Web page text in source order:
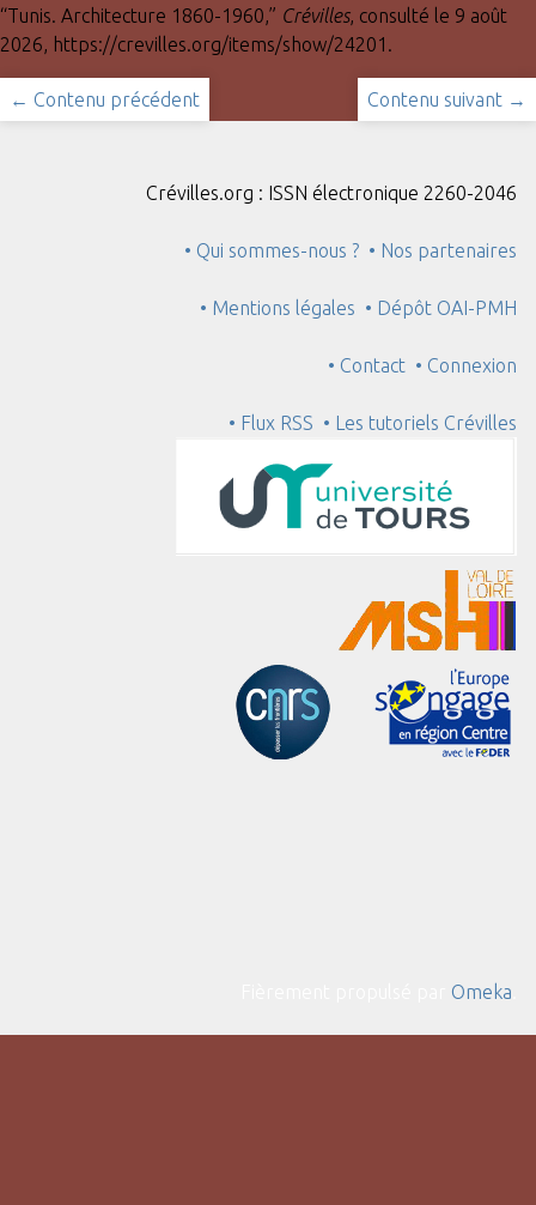
“Tunis. Architecture 1860-1960,” Crévilles, consulté le 9 août
2026, https://crevilles.org/items/show/24201 .
← Contenu précédent Contenu suivant →
Crévilles.org : ISSN électronique 2260-2046
• Qui sommes-nous ? • Nos partenaires
• Mentions légales • Dépôt OAI-PMH
• Contact • Connexion
• Flux RSS • Les tutoriels Crévilles
Omeka